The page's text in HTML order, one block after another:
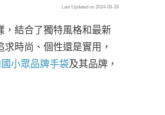
Last Updated on 2024-08-28
，結合了獨特風格和最新
時尚、個性還是實用，
小眾品牌手袋及其品牌，